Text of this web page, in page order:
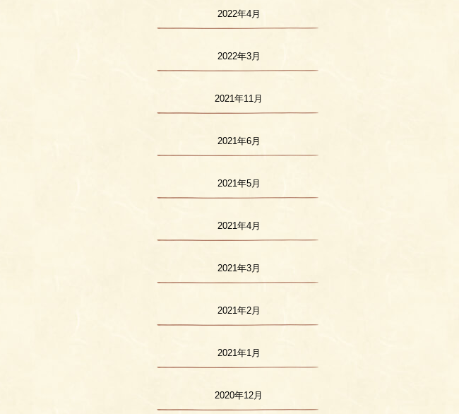
2022年4月
2022年3月
2021年11月
2021年6月
2021年5月
2021年4月
2021年3月
2021年2月
2021年1月
2020年12月